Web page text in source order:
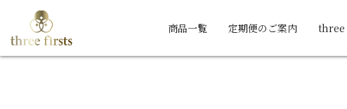
商品一覧 定期便のご案内 three